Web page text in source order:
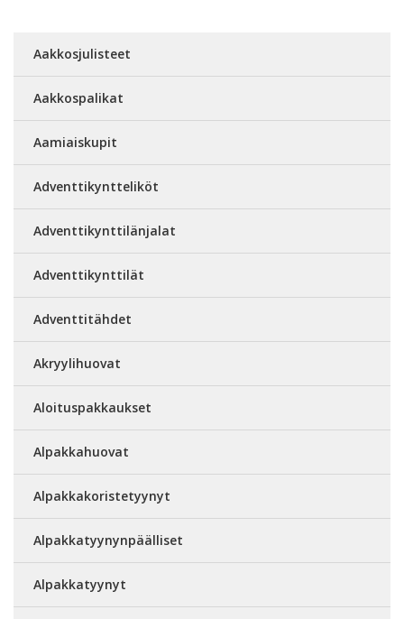
Aakkosjulisteet
Aakkospalikat
Aamiaiskupit
Adventtikyntteliköt
Adventtikynttilänjalat
Adventtikynttilät
Adventtitähdet
Akryylihuovat
Aloituspakkaukset
Alpakkahuovat
Alpakkakoristetyynyt
Alpakkatyynynpäälliset
Alpakkatyynyt